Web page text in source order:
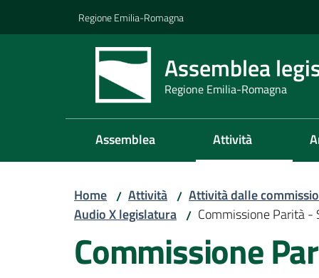
Regione Emilia-Romagna
Assemblea
Regione Emilia-Romagna
Assemblea Attività
Home / Attività / Attività dalle
Audio X legislatura / Commissione Parità
Commissione